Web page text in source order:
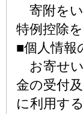
寄附をい
特例控除
■個人情報
お寄せ
金の受付
に利用す